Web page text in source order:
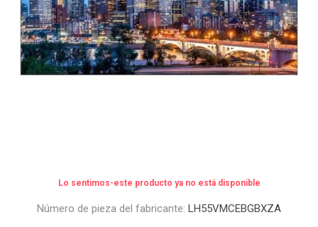
Lo sentimos-este producto ya no está disponible
Número de pieza del fabricante: LH55VMCEBGBXZA